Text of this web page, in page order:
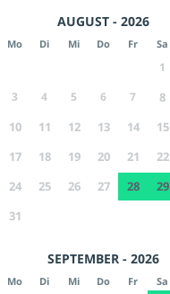
AUGUST - 2026
Mo Di Mi Do Fr Sa
1
3
4 5 6 7 8
10
11 12 13 14 15
17
18 19 20 21 22
24
25 26 27 28 29
31
SEPTEMBER - 2026
Mo Di Mi Do Fr Sa